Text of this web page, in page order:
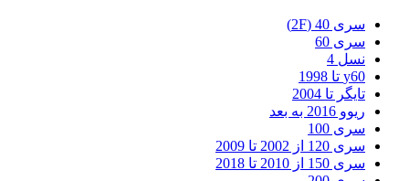
افزایش قابلیت های خودرو
در برخی از موارد، سپر آفرود می تواند به افزایش قابلیت های
خودرو در شرایط مختلف مساعد از جمله مسیر های خاکی یا مراتع
کمک کند.
سری 40 (2F)
سری 60
نسل 4
y60 تا 1998
تایگر تا 2004
ریوو 2016 به بعد
سری 100
سری 120 از 2002 تا 2009
سری 150 از 2010 تا 2018